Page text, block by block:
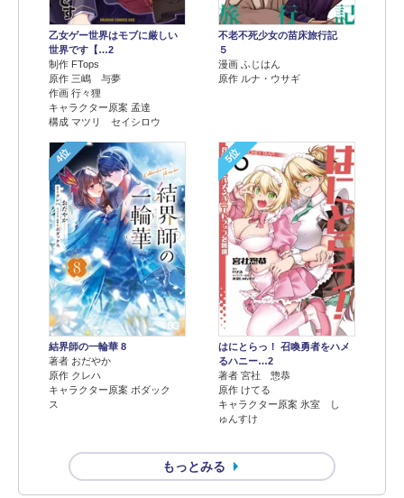
乙女ゲー世界はモブに厳しい
世界です【…2
制作 FTops
原作 三嶋 与夢
作画 行々狸
キャラクター原案 孟達
構成 マツリ セイシロウ
不老不死少女の苗床旅行記
５
漫画 ふじはん
原作 ルナ・ウサギ
4位
結界師の一輪華 8
著者 おだやか
原作 クレハ
キャラクター原案 ボダック
ス
5位
はにとらっ！ 召喚勇者をハメ
るハニー…2
著者 宮社 惣恭
原作 けてる
キャラクター原案 氷室 し
ゅんすけ
もっとみる